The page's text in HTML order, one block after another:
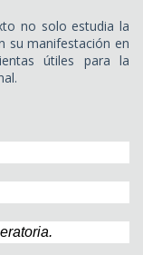
no solo estudia la
su manifestación en
útiles para la